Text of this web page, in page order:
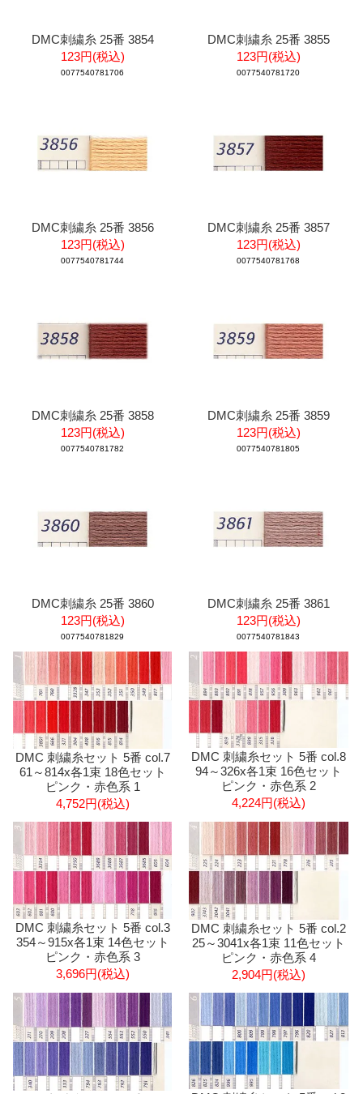
DMC刺繍糸 25番 3854
123円(税込)
0077540781706
DMC刺繍糸 25番 3855
123円(税込)
0077540781720
DMC刺繍糸 25番 3856
123円(税込)
0077540781744
DMC刺繍糸 25番 3857
123円(税込)
0077540781768
DMC刺繍糸 25番 3858
123円(税込)
0077540781782
DMC刺繍糸 25番 3859
123円(税込)
0077540781805
DMC刺繍糸 25番 3860
123円(税込)
0077540781829
DMC刺繍糸 25番 3861
123円(税込)
0077540781843
DMC 刺繍糸セット 5番 col.7
61～814x各1束 18色セット
ピンク・赤色系 1
4,752円(税込)
DMC 刺繍糸セット 5番 col.8
94～326x各1束 16色セット
ピンク・赤色系 2
4,224円(税込)
DMC 刺繍糸セット 5番 col.3
354～915x各1束 14色セット
ピンク・赤色系 3
3,696円(税込)
DMC 刺繍糸セット 5番 col.2
25～3041x各1束 11色セット
ピンク・赤色系 4
2,904円(税込)